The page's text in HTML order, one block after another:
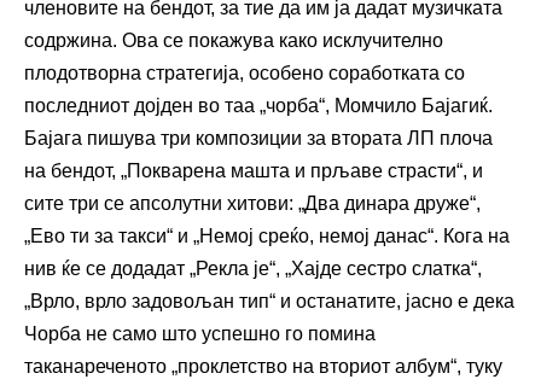
членовите на бендот, за тие да им ја дадат музичката
содржина. Ова се покажува како исклучително
плодотворна стратегија, особено соработката со
последниот дојден во таа „чорба“, Момчило Бајагиќ.
Бајага пишува три композиции за втората ЛП плоча
на бендот, „Покварена машта и прљаве страсти“, и
сите три се апсолутни хитови: „Два динара друже“,
„Ево ти за такси“ и „Немој среќо, немој данас“. Кога на
нив ќе се додадат „Рекла је“, „Хајде сестро слатка“,
„Врло, врло задовољан тип“ и останатите, јасно е дека
Чорба не само што успешно го помина
таканареченото „проклетство на вториот албум“, туку